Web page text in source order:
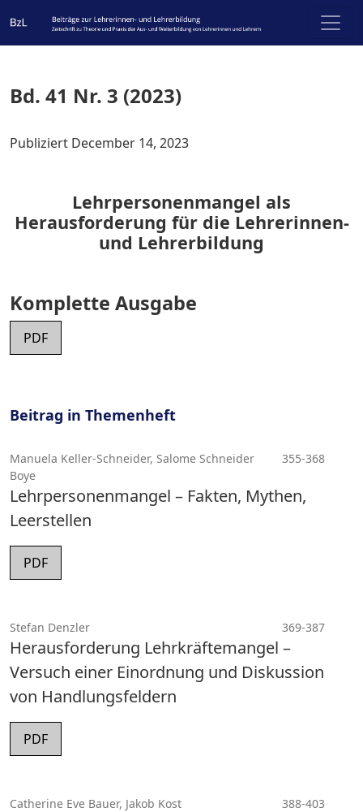
Bd. 41 Nr. 3 (2023)
Publiziert December 14, 2023
Lehrpersonenmangel als
Herausforderung für die Lehrerinnen-
und Lehrerbildung
Komplette Ausgabe
PDF
Beitrag in Themenheft
Manuela Keller-Schneider, Salome Schneider
Boye
355-368
Lehrpersonenmangel – Fakten, Mythen,
Leerstellen
PDF
Stefan Denzler 369-387
Herausforderung Lehrkräftemangel –
Versuch einer Einordnung und Diskussion
von Handlungsfeldern
PDF
Catherine Eve Bauer, Jakob Kost 388-403